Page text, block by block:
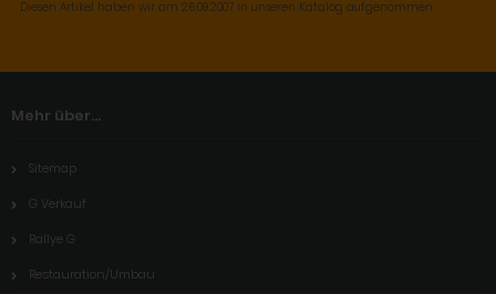
Diesen Artikel haben wir am 26.09.2007 in unseren Katalog aufgenommen.
Mehr über...
Sitemap
G Verkauf
Rallye G
Restauration/Umbau